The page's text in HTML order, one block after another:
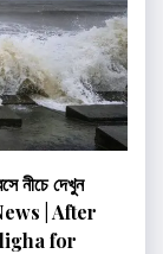
নীচে দেখুন
News | After
for